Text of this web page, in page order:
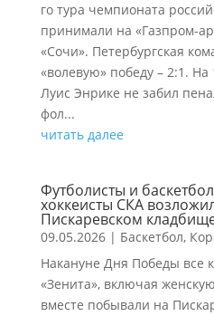
го тура чемпионата
принимали на «Газпром-
«Сочи». Петербургская
«волевую» победу – 2:1.
Луис Энрике не забил
фол...
читать далее
Футболисты и
хоккеисты СКА
Пискаревском
09.05.2026| Баскетбол,
Накануне Дня Победы все
«Зенита», включая
вместе побывали на